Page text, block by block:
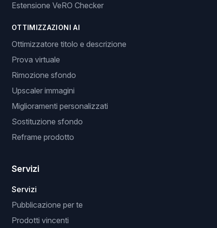
Estensione VeRO Checker
OTTIMIZZAZIONI AI
Ottimizzatore titolo e descrizione
Prova virtuale
Rimozione sfondo
Upscaler immagini
Miglioramenti personalizzati
Sostituzione sfondo
Reframe prodotto
Servizi
Servizi
Pubblicazione per te
Prodotti vincenti